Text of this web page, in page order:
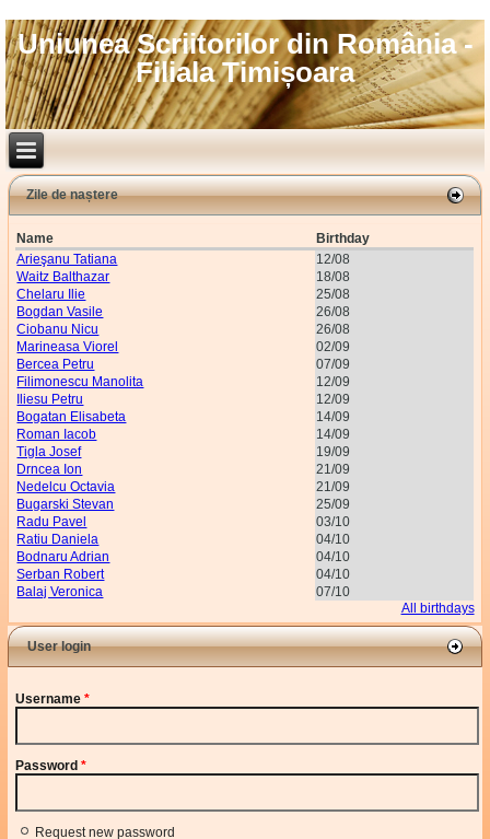
Uniunea Scriitorilor din România -
Filiala Timișoara
Zile de naștere
Name
Birthday
Arieşanu Tatiana
12/08
Waitz Balthazar
18/08
Chelaru Ilie
25/08
Bogdan Vasile
26/08
Ciobanu Nicu
26/08
Marineasa Viorel
02/09
Bercea Petru
07/09
Filimonescu Manolita
12/09
Iliesu Petru
12/09
Bogatan Elisabeta
14/09
Roman Iacob
14/09
Tigla Josef
19/09
Drncea Ion
21/09
Nedelcu Octavia
21/09
Bugarski Stevan
25/09
Radu Pavel
03/10
Ratiu Daniela
04/10
Bodnaru Adrian
04/10
Serban Robert
04/10
Balaj Veronica
07/10
All birthdays
User login
Username*
Password*
Request new password